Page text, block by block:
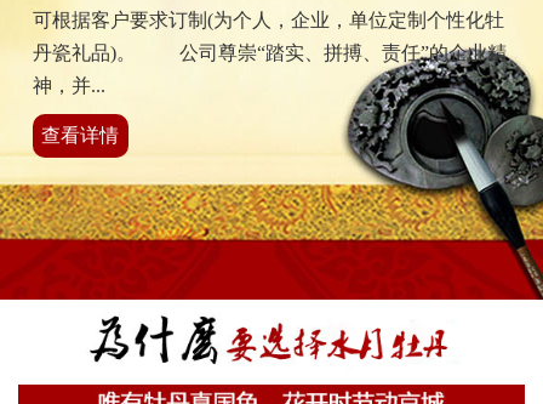
可根据客户要求订制(为个人，企业，单位定制个性化牡
丹瓷礼品)。 公司尊崇“踏实、拼搏、责任”的企业精
神，并...
查看详情